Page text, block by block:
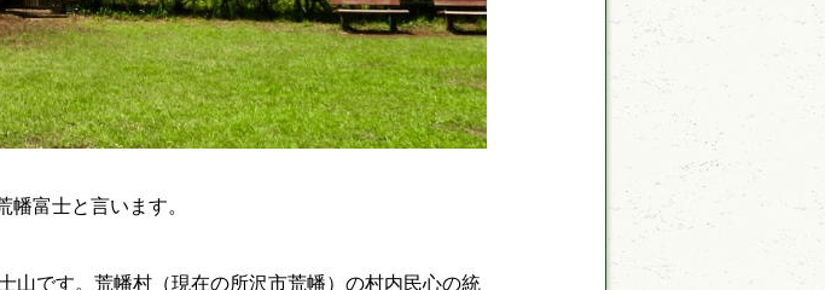
幡富士と言います。
山です。荒幡村（現在の所沢市荒幡）の村内民心の統